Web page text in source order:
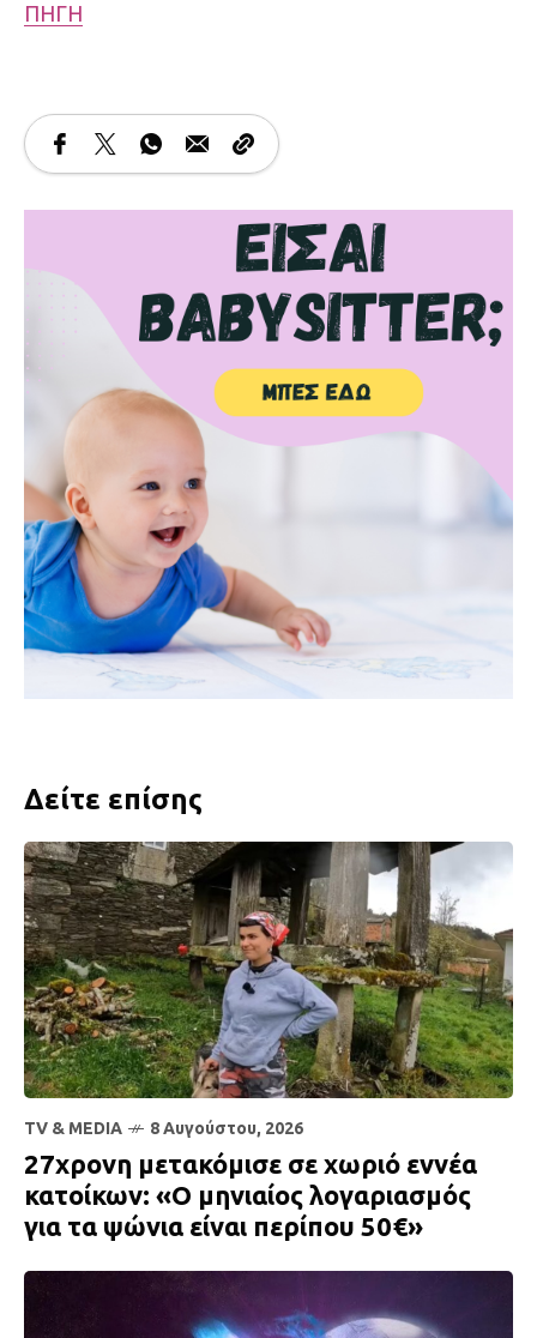
ΠΗΓΗ
Δείτε επίσης
TV & MEDIA 8 Αυγούστου, 2026
27χρονη μετακόμισε σε χωριό εννέα
κατοίκων: «Ο μηνιαίος λογαριασμός
για τα ψώνια είναι περίπου 50€»